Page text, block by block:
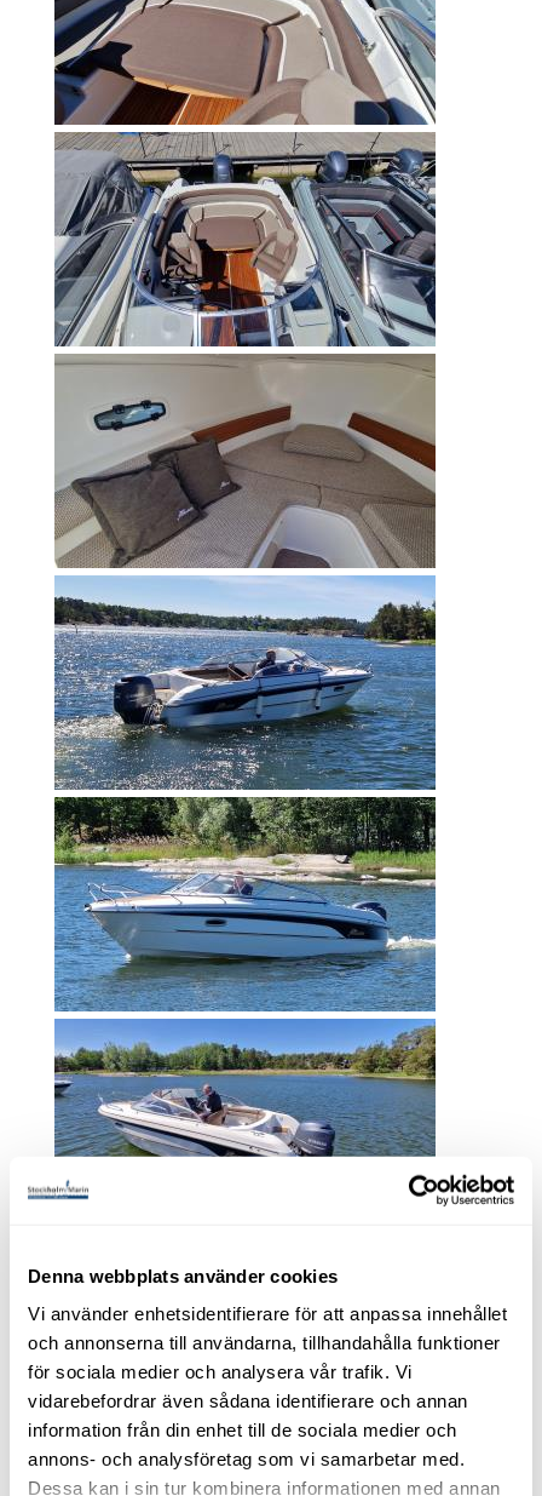
Denna webbplats använder cookies
Vi använder enhetsidentifierare för att anpassa innehållet
och annonserna till användarna, tillhandahålla funktioner
för sociala medier och analysera vår trafik. Vi
vidarebefordrar även sådana identifierare och annan
information från din enhet till de sociala medier och
annons- och analysföretag som vi samarbetar med.
Dessa kan i sin tur kombinera informationen med annan
Yamarin 65 DC -2014.
Yamaha F150 HK -2014.
Endast 77 gångtimmar.
Såld!
Stockholm
Daycruiser
Yamaha 150 HK , 2014